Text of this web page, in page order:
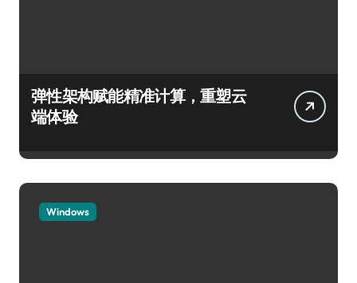
弹性架构赋能精准计算，重塑云
端体验
Windows